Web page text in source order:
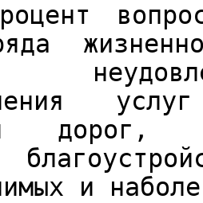
дорог,
и